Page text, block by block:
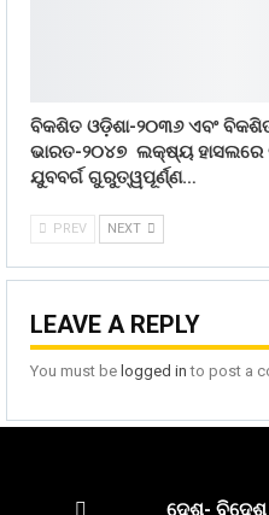
ବିକଶିତ ଓଡ଼ିଶା-୨୦୩୬ ଏବଂ
ଭାରତ-୨୦୪୭ ଲକ୍ଷ୍ୟ ହାସଲରେ
ଯୁବବର୍ଗ ଗୁରୁତ୍ୱପୂର୍ଣ୍ଣ…
PREV NEXT
LEAVE A REPLY
You must be logged in to post a
ଦେଶ- ବିଦେଶ